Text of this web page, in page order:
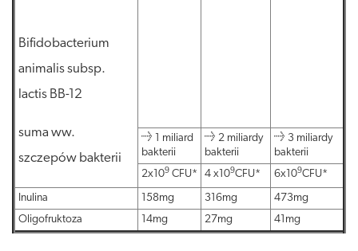
Bifidobacterium
animalis subsp.
lactis BB-12
suma ww.
szczepów bakterii
≥ 1 miliard
bakterii
≥ 2 miliardy
bakterii
≥ 3 miliardy
bakterii
2x109 CFU* 4 x109CFU* 6x109CFU*
Inulina
158mg 316mg
473mg
Oligofruktoza
14mg 27mg 41mg